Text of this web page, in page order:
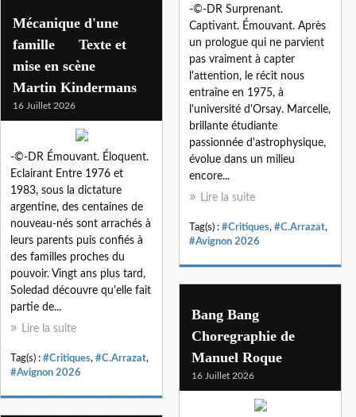
-©-DR Surprenant.
Captivant. Émouvant. Après
un prologue qui ne parvient
pas vraiment à capter
l'attention, le récit nous
entraîne en 1975, à
l'université d'Orsay. Marcelle,
brillante étudiante
passionnée d'astrophysique,
évolue dans un milieu
encore...
Lire la suite
Tag(s) : #Critiques, #C.Arrazat,
#Avignon 2026
Mécanique d'une
famille Texte et
mise en scène
Martin Kindermans
16 Juillet 2026
-©-DR Émouvant. Éloquent.
Eclairant Entre 1976 et
1983, sous la dictature
argentine, des centaines de
nouveau-nés sont arrachés à
leurs parents puis confiés à
des familles proches du
pouvoir. Vingt ans plus tard,
Soledad découvre qu'elle fait
partie de...
Lire la suite
Tag(s) : #Critiques, #C.Arrazat,
#Avignon 2026
Bang Bang
Choregraphie de
Manuel Roque
16 Juillet 2026